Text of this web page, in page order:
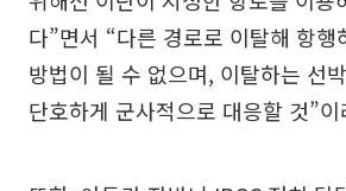
다”면서 “다른 경로로 이탈해 항행
방법이 될 수 없으며, 이탈하는 선
단호하게 군사적으로 대응할 것”